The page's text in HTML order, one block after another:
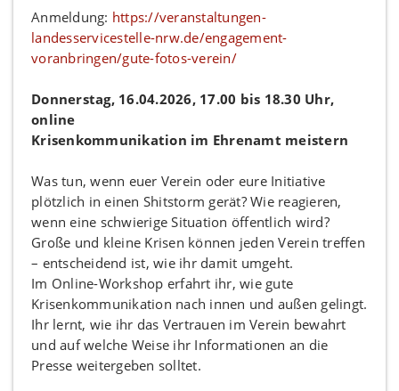
Anmeldung: https://veranstaltungen-
landesservicestelle-nrw.de/engagement-
voranbringen/gute-fotos-verein/
Donnerstag, 16.04.2026, 17.00 bis 18.30 Uhr,
online
Krisenkommunikation im Ehrenamt meistern
Was tun, wenn euer Verein oder eure Initiative
plötzlich in einen Shitstorm gerät? Wie reagieren,
wenn eine schwierige Situation öffentlich wird?
Große und kleine Krisen können jeden Verein treffen
– entscheidend ist, wie ihr damit umgeht.
Im Online-Workshop erfahrt ihr, wie gute
Krisenkommunikation nach innen und außen gelingt.
Ihr lernt, wie ihr das Vertrauen im Verein bewahrt
und auf welche Weise ihr Informationen an die
Presse weitergeben solltet.